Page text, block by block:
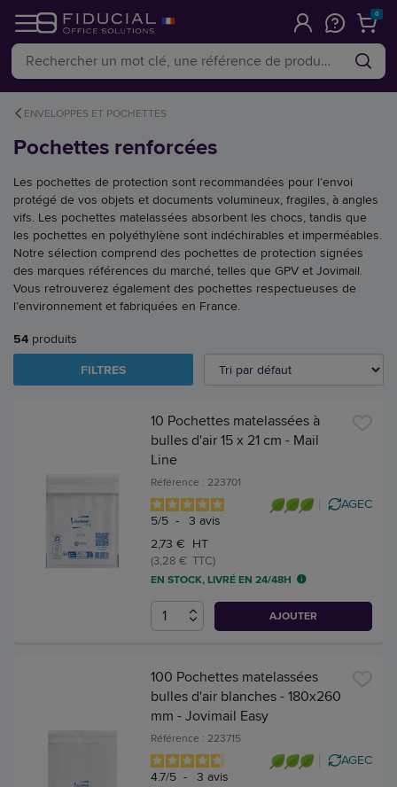
0
ENVELOPPES ET POCHETTES
Pochettes renforcées
Les pochettes de protection sont recommandées pour l’envoi
protégé de vos objets et documents volumineux, fragiles, à angles
vifs. Les pochettes matelassées absorbent les chocs, tandis que
les pochettes en polyéthylène sont indéchirables et imperméables.
Notre sélection comprend des pochettes de protection signées
des marques références du marché, telles que GPV et Jovimail.
Vous retrouverez également des pochettes respectueuses de
l’environnement et fabriquées en France.
54 produits
FILTRES
10 Pochettes matelassées à
bulles d'air 15 x 21 cm - Mail
Line
Référence : 223701
5/5 - 3 avis
AGEC
2,73 € HT
(3,28 € TTC)
EN STOCK, LIVRÉ EN 24/48H
AJOUTER
100 Pochettes matelassées
bulles d'air blanches - 180x260
mm - Jovimail Easy
Référence : 223715
4.7/5 - 3 avis
AGEC